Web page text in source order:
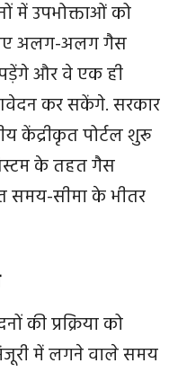
में उपभोक्ताओं को
अलग-अलग गैस
और वे एक ही
कर सकेंगे. सरकार
केंद्रीकृत पोर्टल शुरू
के तहत गैस
समय-सीमा के भीतर
की प्रक्रिया को
में लगने वाले समय